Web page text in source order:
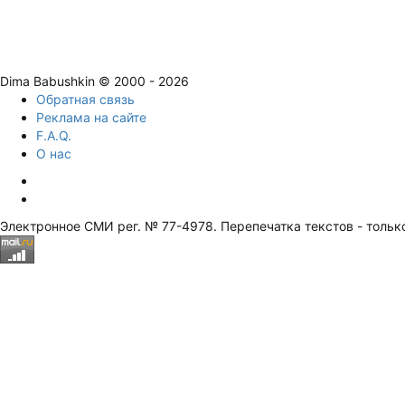
Dima Babushkin © 2000 - 2026
Обратная связь
Реклама на сайте
F.A.Q.
О нас
Электронное СМИ рег. № 77-4978. Перепечатка текстов -